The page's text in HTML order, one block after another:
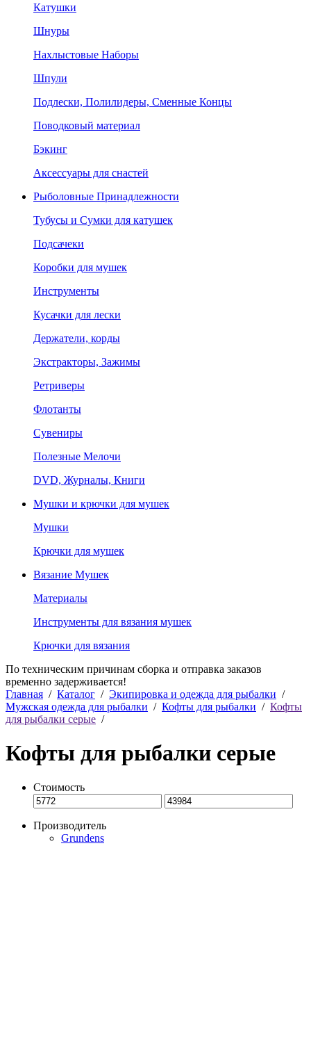
Катушки
Шнуры
Нахлыстовые Наборы
Шпули
Подлески, Полилидеры, Сменные Концы
Поводковый материал
Бэкинг
Аксессуары для снастей
Рыболовные Принадлежности
Тубусы и Сумки для катушек
Подсачеки
Коробки для мушек
Инструменты
Кусачки для лески
Держатели, корды
Экстракторы, Зажимы
Ретриверы
Флотанты
Сувениры
Полезные Мелочи
DVD, Журналы, Книги
Мушки и крючки для мушек
Мушки
Крючки для мушек
Вязание Мушек
Материалы
Инструменты для вязания мушек
Крючки для вязания
По техническим причинам сборка и отправка заказов
временно задерживается!
Главная / Каталог / Экипировка и одежда для рыбалки /
Мужская одежда для рыбалки / Кофты для рыбалки / Кофты
для рыбалки серые /
Кофты для рыбалки серые
Стоимость
Производитель
Grundens